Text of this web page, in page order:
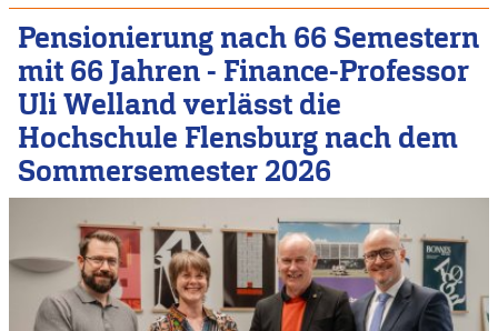
Pensionierung nach 66 Semestern
mit 66 Jahren - Finance-Professor
Uli Welland verlässt die
Hochschule Flensburg nach dem
Sommersemester 2026